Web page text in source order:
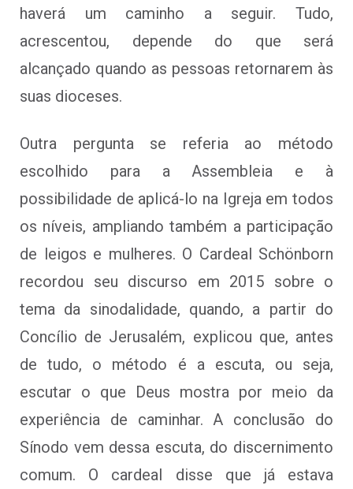
haverá um caminho a seguir. Tudo,
acrescentou, depende do que será
alcançado quando as pessoas retornarem às
suas dioceses.
Outra pergunta se referia ao método
escolhido para a Assembleia e à
possibilidade de aplicá-lo na Igreja em todos
os níveis, ampliando também a participação
de leigos e mulheres. O Cardeal Schönborn
recordou seu discurso em 2015 sobre o
tema da sinodalidade, quando, a partir do
Concílio de Jerusalém, explicou que, antes
de tudo, o método é a escuta, ou seja,
escutar o que Deus mostra por meio da
experiência de caminhar. A conclusão do
Sínodo vem dessa escuta, do discernimento
comum. O cardeal disse que já estava